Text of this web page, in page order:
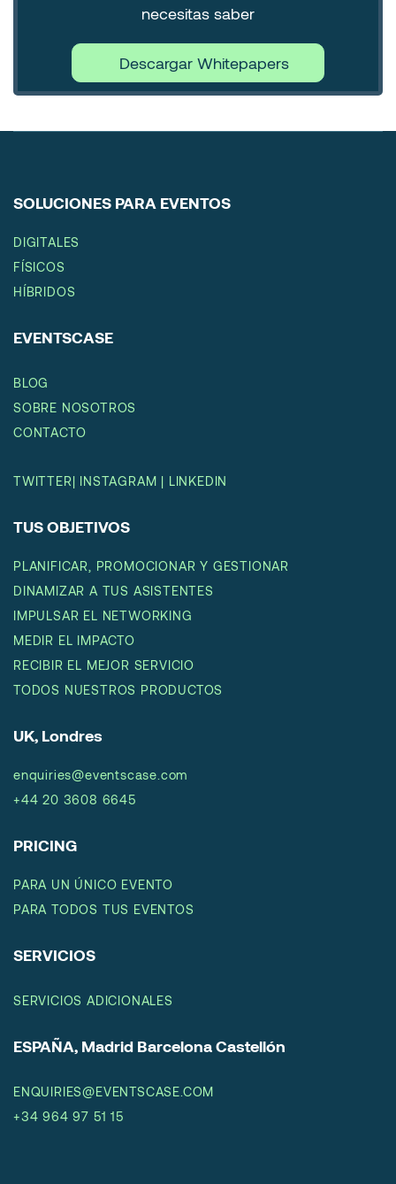
necesitas saber
Descargar Whitepapers
SOLUCIONES PARA EVENTOS
DIGITALES
FÍSICOS
HÍBRIDOS
EVENTSCASE
BLOG
SOBRE NOSOTROS
CONTACTO
TWITTER| INSTAGRAM | LINKEDIN
TUS OBJETIVOS
PLANIFICAR, PROMOCIONAR Y GESTIONAR
DINAMIZAR A TUS ASISTENTES
IMPULSAR EL NETWORKING
MEDIR EL IMPACTO
RECIBIR EL MEJOR SERVICIO
TODOS NUESTROS PRODUCTOS
UK, Londres
enquiries@eventscase.com
+44 20 3608 6645
PRICING
PARA UN ÚNICO EVENTO
PARA TODOS TUS EVENTOS
SERVICIOS
SERVICIOS ADICIONALES
ESPAÑA, Madrid Barcelona Castellón
ENQUIRIES@EVENTSCASE.COM
+34 964 97 51 15